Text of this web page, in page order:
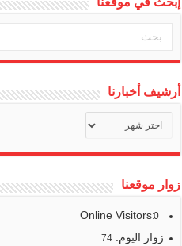
أرشيف أخبارنا
أخبارنا
زوار موقعنا
Online Visitors:
0
زوار اليوم:74